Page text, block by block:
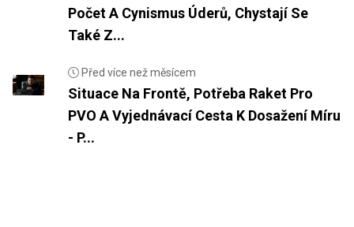
Počet A Cynismus Úderů, Chystají Se
Také Z...
Před více než měsícem
Situace Na Frontě, Potřeba Raket Pro
PVO A Vyjednávací Cesta K Dosažení Míru
- P...